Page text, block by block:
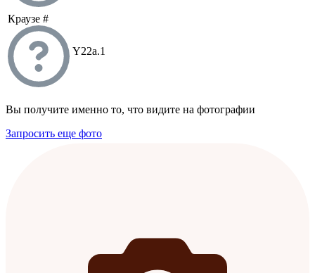
Краузе #
Y22a.1
Вы получите именно то, что видите на фотографии
Запросить еще фото